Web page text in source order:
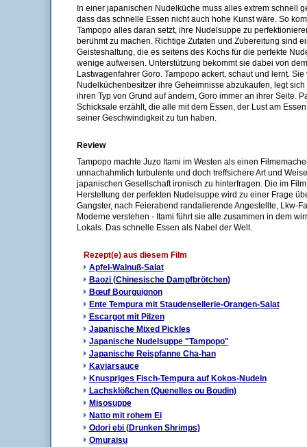
In einer japanischen Nudelküche muss alles extrem schnell
dass das schnelle Essen nicht auch hohe Kunst wäre. So
Tampopo alles daran setzt, ihre Nudelsuppe zu
berühmt zu machen. Richtige Zutaten und Zubereitung sind
Geisteshaltung, die es seitens des Kochs für die perfekte
wenige aufweisen. Unterstützung bekommt sie dabei von
Lastwagenfahrer Goro. Tampopo ackert, schaut und lernt.
Nudelküchenbesitzer ihre Geheimnisse abzukaufen, legt
ihren Typ von Grund auf ändern, Goro immer an ihrer Seite.
Schicksale erzählt, die alle mit dem Essen, der Lust am
seiner Geschwindigkeit zu tun haben.
Review
Tampopo machte Juzo Itami im Westen als einen
unnachahmlich turbulente und doch treffsichere Art und
japanischen Gesellschaft ironisch zu hinterfragen. Die im
Herstellung der perfekten Nudelsuppe wird zu einer Frage
Gangster, nach Feierabend randalierende Angestellte, Lkw-
Moderne verstehen - Itami führt sie alle zusammen in dem
Lokals. Das schnelle Essen als Nabel der Welt.
Rezept(e) aus diesem Film
Apfel-Walnuß-Salat
Baozi (Chinesische Dampfbrötchen)
Bœuf Bourguignon
Ente Tempura mit Staudensellerie-Orangen-Salat
Escargot mit Pilzen
Japanische Mixed Pickles
Japanische Nudelsuppe "Tampopo"
Japanische Reispfanne Cha-han
Kaviarsauce
Knuspriges Fisch-Tempura auf Kokos-Nudeln
Lachsklößchen (Quenelles ou Boudin)
Misosuppe
Natto mit rohem Ei
Odori ebi (Drunken Shrimps)
Omuraisu